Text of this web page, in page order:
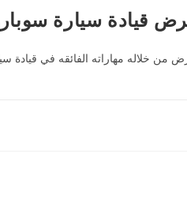
قيادة سيارة
خلاله مهاراته الفائقه في قيادة